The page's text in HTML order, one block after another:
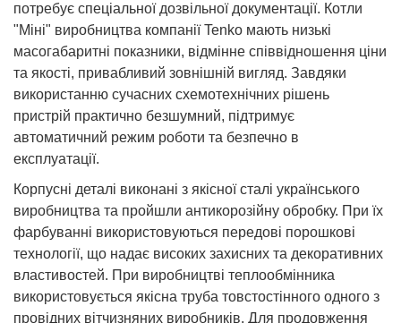
потребує спеціальної дозвільної документації. Котли
"Міні" виробництва компанії Tenko мають низькі
масогабаритні показники, відмінне співвідношення ціни
та якості, привабливий зовнішній вигляд. Завдяки
використанню сучасних схемотехнічних рішень
пристрій практично безшумний, підтримує
автоматичний режим роботи та безпечно в
експлуатації.
Корпусні деталі виконані з якісної сталі українського
виробництва та пройшли антикорозійну обробку. При їх
фарбуванні використовуються передові порошкові
технології, що надає високих захисних та декоративних
властивостей. При виробництві теплообмінника
використовується якісна труба товстостінного одного з
провідних вітчизняних виробників. Для продовження